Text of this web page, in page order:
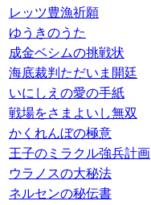
レッツ豊漁祈願
ゆうきのうた
成金ベシムの挑戦状
海底裁判ただいま開廷
いにしえの愛の手紙
戦場をさまよいし無双
かくれんぼの極意
王子のミラクル強兵計画
ウラノスの大秘法
ネルセンの秘伝書